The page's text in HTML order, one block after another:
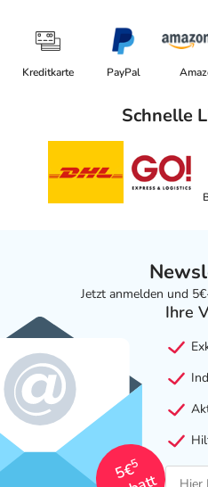
Kreditkarte PayPal
Schnelle
Jetzt anmelden und
5€
5
Ihre